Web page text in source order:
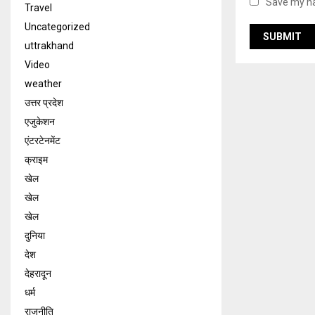
Save my
Travel
Uncategorized
uttrakhand
Video
weather
उत्तर प्रदेश
एजुकेशन
एंटरटेनमेंट
क्राइम
खेल
खेल
खेल
दुनिया
देश
देहरादून
धर्म
राजनीति